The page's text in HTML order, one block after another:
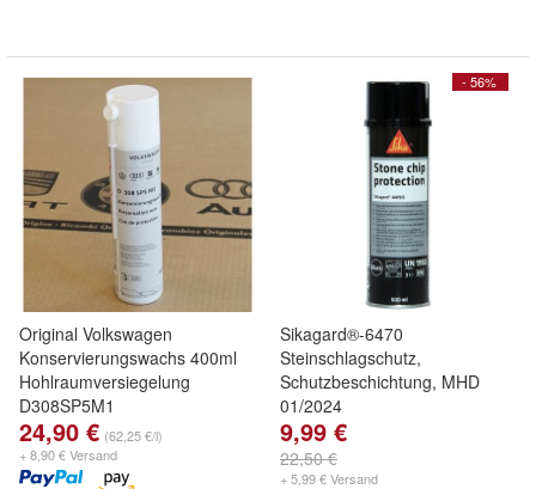
Original Volkswagen
Konservierungswachs 400ml
Hohlraumversiegelung
D308SP5M1
24,90 € (62,25 €/l)
+ 8,90 € Versand
- 56%
Sikagard®-6470
Steinschlagschutz,
Schutzbeschichtung, MHD
01/2024
9,99 €
22,50 €
+ 5,99 € Versand